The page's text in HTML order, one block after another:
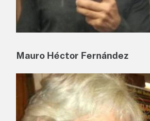
Mauro Héctor Fernández